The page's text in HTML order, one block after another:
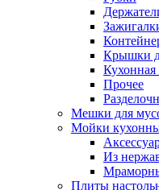
Крышки
Кухонная
Прочее
Мешки для
Мойки
Из
Плиты